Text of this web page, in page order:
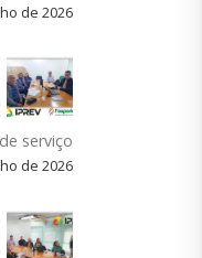
de 2026
serviço
de 2026